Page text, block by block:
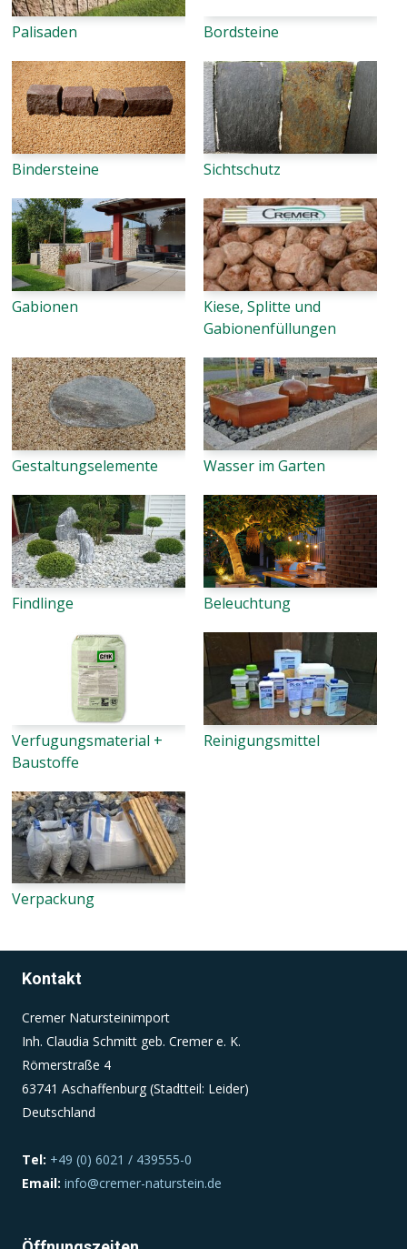
Palisaden Bordsteine
Bindersteine Sichtschutz
Gabionen
Kiese, Splitte und
Gabionenfüllungen
Gestaltungselemente Wasser im Garten
Findlinge Beleuchtung
Verfugungsmaterial +
Baustoffe
Reinigungsmittel
Verpackung
Kontakt
Cremer Natursteinimport
Inh. Claudia Schmitt geb. Cremer e. K.
Römerstraße 4
63741 Aschaffenburg (Stadtteil: Leider)
Deutschland
Tel: +49 (0) 6021 / 439555-0
Email: info@cremer-naturstein.de
Name:
cookie_consent
Zweck:
Dieser Cookie speichert die ausgewählten
Einverständnis-Optionen des Benutzers
Cookie Laufzeit:
1 Jahr